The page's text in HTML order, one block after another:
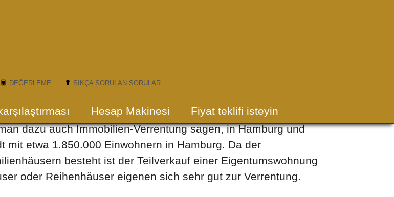
DEĞERLEME SIKÇA SORULAN SORULAR
Hesap Makinesi Fiyat teklifi isteyin
Verrentung in Hamburg
dazu auch Immobilien-Verrentung sagen, in Hamburg und
mit etwa 1.850.000 Einwohnern in Hamburg. Da der
besteht ist der Teilverkauf einer Eigentumswohnung
oder Reihenhäuser eigenen sich sehr gut zur Verrentung.